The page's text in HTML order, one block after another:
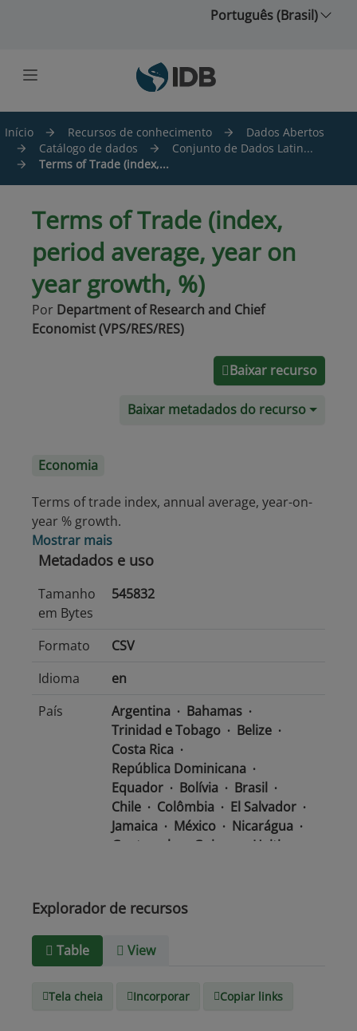
Português (Brasil)
Início Recursos de conhecimento
Dados Abertos
Catálogo de dados
Conjunto de Dados Latin...
Terms of Trade (index,...
Terms of Trade (index,
period average, year on
year growth, %)
Por Department of Research and Chief
Economist (VPS/RES/RES)
Baixar recurso
Baixar metadados do recurso
Economia
Terms of trade index, annual average, year-on-
year % growth.
Mostrar mais
Metadados e uso
Tamanho
em Bytes
545832
Formato
CSV
Idioma
en
País
Argentina
Bahamas
Trinidad e Tobago
Belize
Costa Rica
República Dominicana
Equador
Bolívia
Brasil
Chile
Colômbia
El Salvador
Jamaica
México
Nicarágua
Guatemala
Guiana
Haiti
Paraguai
Peru
Tipo de
Mídia
Explorador de recursos
Table View
Tela cheia Incorporar Copiar links